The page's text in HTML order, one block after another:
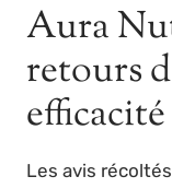
Aura
retours
Les avis